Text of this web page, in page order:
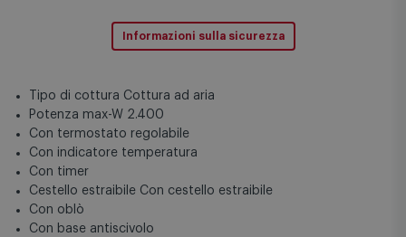
Informazioni sulla sicurezza
Tipo di cottura Cottura ad aria
Potenza max-W 2.400
Con termostato regolabile
Con indicatore temperatura
Con timer
Cestello estraibile Con cestello estraibile
Con oblò
Con base antiscivolo